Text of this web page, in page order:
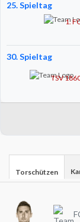
25. Spieltag
1.
30. Spieltag
TSV
Torschützen